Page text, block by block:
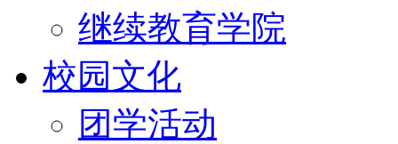
继续教育学院
校园文化
团学活动